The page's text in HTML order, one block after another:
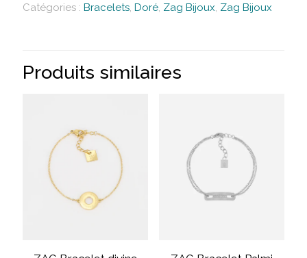
Catégories : Bracelets, Doré, Zag Bijoux, Zag Bijoux
Produits similaires